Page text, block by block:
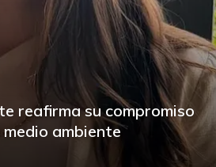
reafirma su compromiso
medio ambiente